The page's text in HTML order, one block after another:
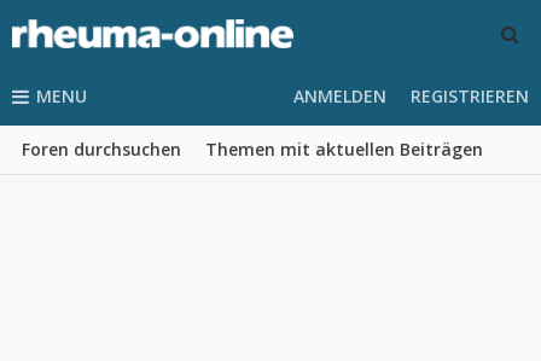
MENU
Foren durchsuchen Themen mit aktuellen Beiträgen
ANMELDEN REGISTRIEREN